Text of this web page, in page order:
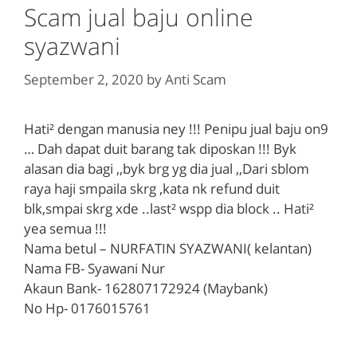
Scam jual baju online
syazwani
September 2, 2020 byAnti Scam
Hati² dengan manusia ney !!! Penipu jual baju on9
… Dah dapat duit barang tak diposkan !!! Byk
alasan dia bagi ,,byk brg yg dia jual ,,Dari sblom
raya haji smpaila skrg ,kata nk refund duit
blk,smpai skrg xde ..last² wspp dia block .. Hati²
yea semua !!!
Nama betul – NURFATIN SYAZWANI( kelantan)
Nama FB- Syawani Nur
Akaun Bank- 162807172924 (Maybank)
No Hp- 0176015761